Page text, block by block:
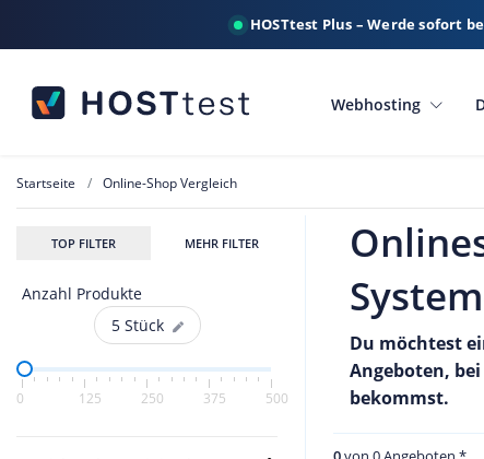
HOSTtest Plus – Werde sofort
Webhosting
Startseite Online-Shop Vergleich
TOP FILTER MEHR FILTER
Anzahl Produkte
5 Stück
0 125 250 375 500
Du möchtest
Angeboten,
bekommst.